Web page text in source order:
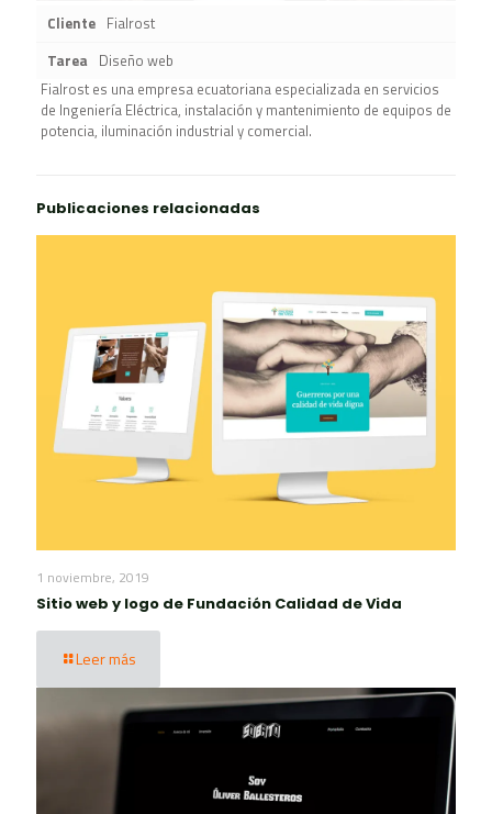
Cliente Fialrost
Tarea Diseño web
Fialrost es una empresa ecuatoriana especializada en servicios
de Ingeniería Eléctrica, instalación y mantenimiento de equipos de
potencia, iluminación industrial y comercial.
Publicaciones relacionadas
1 noviembre, 2019
Sitio web y logo de Fundación Calidad de Vida
Leer más